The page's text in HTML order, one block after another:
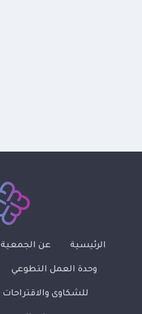
الرئيسية عن الجمعية
وحدة العمل التطوعي
للشكاوى والاقتراحات